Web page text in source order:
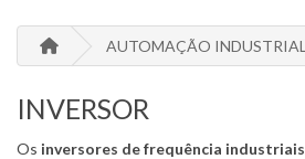
AUTOMAÇÃO INDUSTRIAL
INVERSOR
Os inversores de frequência industriais